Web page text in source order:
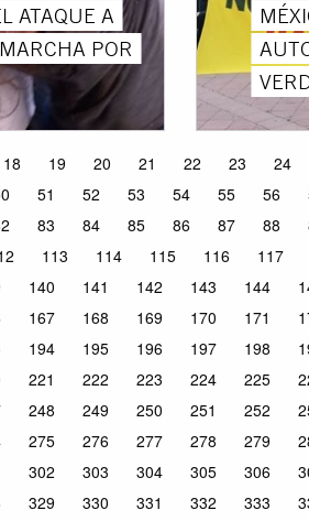
ATAQUE A
POR
18 19 20 21 22 23 24
51 52 53 54 55 56
83 84 85 86 87 88
113 114 115 116 117
140 141 142 143 144
167 168 169 170 171
194 195 196 197 198
221 222 223 224 225
248 249 250 251 252
275 276 277 278 279
302 303 304 305 306
329 330 331 332 333